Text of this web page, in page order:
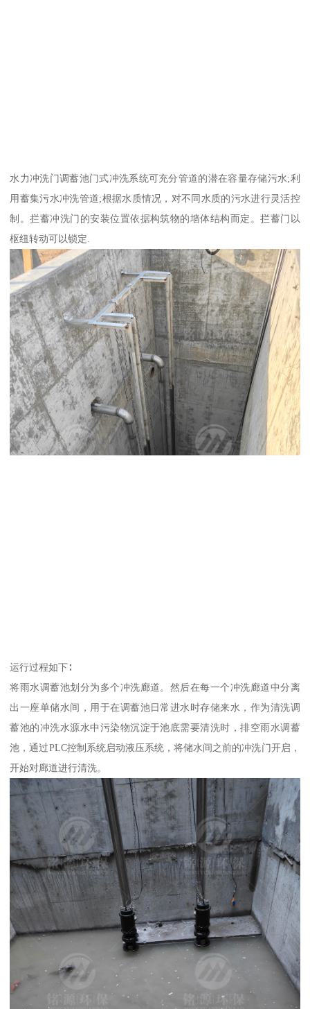
水力冲洗门调蓄池门式冲洗系统可充分管道的潜在容量存储污水;利
用蓄集污水冲洗管道;根据水质情况，对不同水质的污水进行灵活控
制。拦蓄冲洗门的安装位置依据构筑物的墙体结构而定。拦蓄门以
枢纽转动可以锁定.
运行过程如下∶
将雨水调蓄池划分为多个冲洗廊道。然后在每一个冲洗廊道中分离
出一座单储水间，用于在调蓄池日常进水时存储来水，作为清洗调
蓄池的冲洗水源水中污染物沉淀于池底需要清洗时，排空雨水调蓄
池，通过PLC控制系统启动液压系统，将储水间之前的冲洗门开启，
开始对廊道进行清洗。